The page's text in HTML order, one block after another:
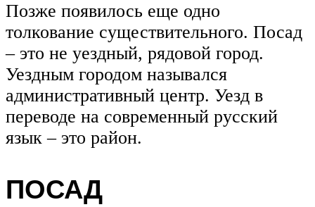
Позже появилось еще одно
толкование существительного. Посад
– это не уездный, рядовой город.
Уездным городом назывался
административный центр. Уезд в
переводе на современный русский
язык – это район.
ПОСАД